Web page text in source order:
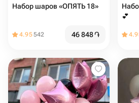
Набор шаров «ОПЯТЬ 18»
4.95542 46 848֏
💕